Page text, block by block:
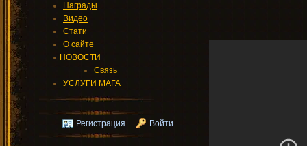
Награды
Видео
Стати
О сайте
НОВОСТИ
Связь
УСЛУГИ МАГА
Регистрация Войти